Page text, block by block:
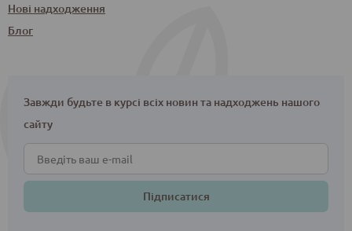
Нові надходження
Блог
Завжди будьте в курсі всіх новин та надходжень нашого
сайту
Підписатися